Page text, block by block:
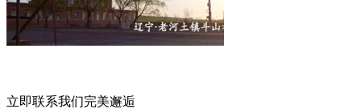
立即联系我们完美邂逅